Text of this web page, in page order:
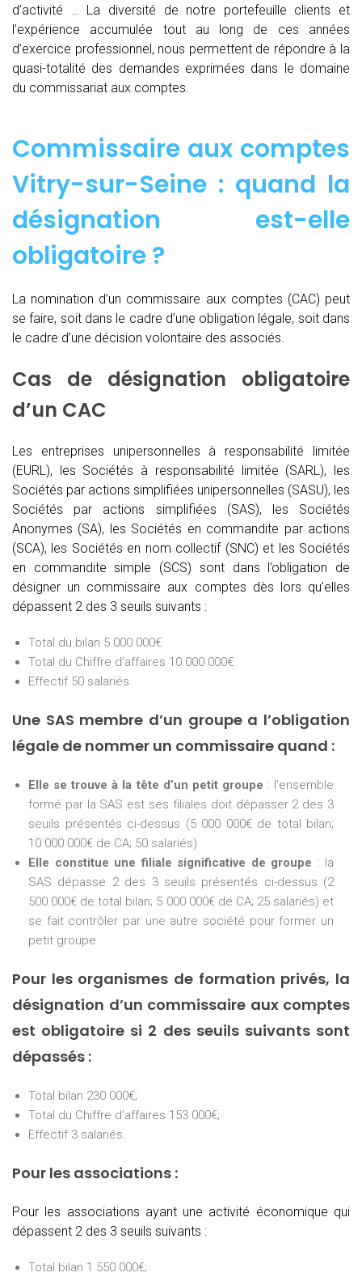
d’activité … La diversité de notre portefeuille clients et
l’expérience accumulée tout au long de ces années
d’exercice professionnel, nous permettent de répondre à la
quasi-totalité des demandes exprimées dans le domaine
du commissariat aux comptes.
Commissaire aux comptes
Vitry-sur-Seine : quand la
désignation est-elle
obligatoire ?
La nomination d’un commissaire aux comptes (CAC) peut
se faire, soit dans le cadre d’une obligation légale, soit dans
le cadre d’une décision volontaire des associés.
Cas de désignation obligatoire
d’un CAC
Les entreprises unipersonnelles à responsabilité limitée
(EURL), les Sociétés à responsabilité limitée (SARL), les
Sociétés par actions simplifiées unipersonnelles (SASU), les
Sociétés par actions simplifiées (SAS), les Sociétés
Anonymes (SA), les Sociétés en commandite par actions
(SCA), les Sociétés en nom collectif (SNC) et les Sociétés
en commandite simple (SCS) sont dans l’obligation de
désigner un commissaire aux comptes dès lors qu’elles
dépassent 2 des 3 seuils suivants :
Total du bilan 5 000 000€
Total du Chiffre d’affaires 10 000 000€
Effectif 50 salariés
Une SAS membre d’un groupe a l’obligation
légale de nommer un commissaire quand :
Elle se trouve à la tête d’un petit groupe : l’ensemble
formé par la SAS est ses filiales doit dépasser 2 des 3
seuils présentés ci-dessus (5 000 000€ de total bilan;
10 000 000€ de CA; 50 salariés)
Elle constitue une filiale significative de groupe : la
SAS dépasse 2 des 3 seuils présentés ci-dessus (2
500 000€ de total bilan; 5 000 000€ de CA; 25 salariés) et
se fait contrôler par une autre société pour former un
petit groupe.
Pour les organismes de formation privés, la
désignation d’un commissaire aux comptes
est obligatoire si 2 des seuils suivants sont
dépassés :
Total bilan 230 000€;
Total du Chiffre d’affaires 153 000€;
Effectif 3 salariés.
Pour les associations :
Pour les associations ayant une activité économique qui
dépassent 2 des 3 seuils suivants :
Total bilan 1 550 000€;